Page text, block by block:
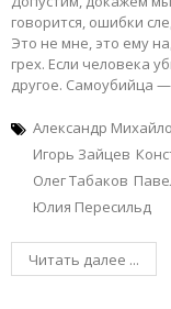
говорится, ошибки
Это не мне, это ему
грех. Если человека
другое. Самоубийца —
Александр
Игорь Зайцев
Олег Табаков
Юлия Пересильд
Читать далее ...